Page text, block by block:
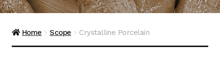
Home
About
Home Scope Crystalline Porcelain